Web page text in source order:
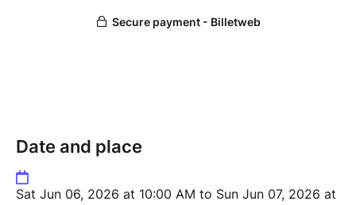
Date and place
Sat Jun 06, 2026 at 10:00 AM to Sun Jun 07, 2026 at